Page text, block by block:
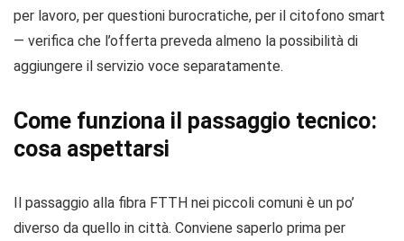
per lavoro, per questioni burocratiche, per il citofono smart
— verifica che l’offerta preveda almeno la possibilità di
aggiungere il servizio voce separatamente.
Come funziona il passaggio tecnico:
cosa aspettarsi
Il passaggio alla fibra FTTH nei piccoli comuni è un po’
diverso da quello in città. Conviene saperlo prima per